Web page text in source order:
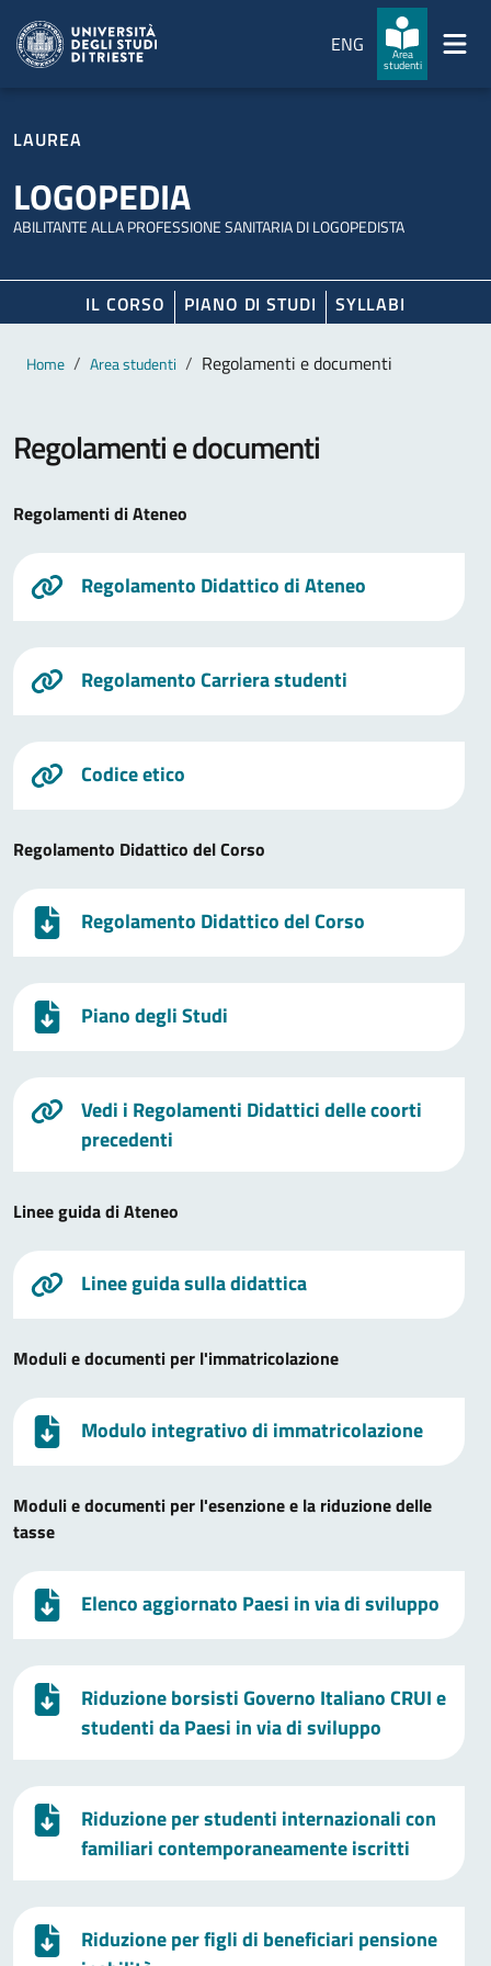
ENG
Area
studenti
LAUREA
LOGOPEDIA
ABILITANTE ALLA PROFESSIONE SANITARIA DI LOGOPEDISTA
IL CORSO PIANO DI STUDI SYLLABI
Contenuto principale
Breadcrumb
Home Area studenti Regolamenti e documenti
Regolamenti e documenti
Regolamenti di Ateneo
Regolamento Didattico di Ateneo
Regolamento Carriera studenti
Codice etico
Regolamento Didattico del Corso
Regolamento Didattico del Corso
Piano degli Studi
Vedi i Regolamenti Didattici delle coorti
precedenti
Linee guida di Ateneo
Linee guida sulla didattica
Moduli e documenti per l'immatricolazione
Modulo integrativo di immatricolazione
Moduli e documenti per l'esenzione e la riduzione delle
tasse
Elenco aggiornato Paesi in via di sviluppo
Riduzione borsisti Governo Italiano CRUI e
studenti da Paesi in via di sviluppo
Riduzione per studenti internazionali con
familiari contemporaneamente iscritti
Riduzione per figli di beneficiari pensione